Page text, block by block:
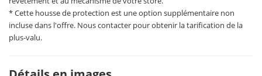
* Cette housse de protection est une option supplémentaire non
incluse dans l'offre. Nous contacter pour obtenir la tarification de la
plus-valu.